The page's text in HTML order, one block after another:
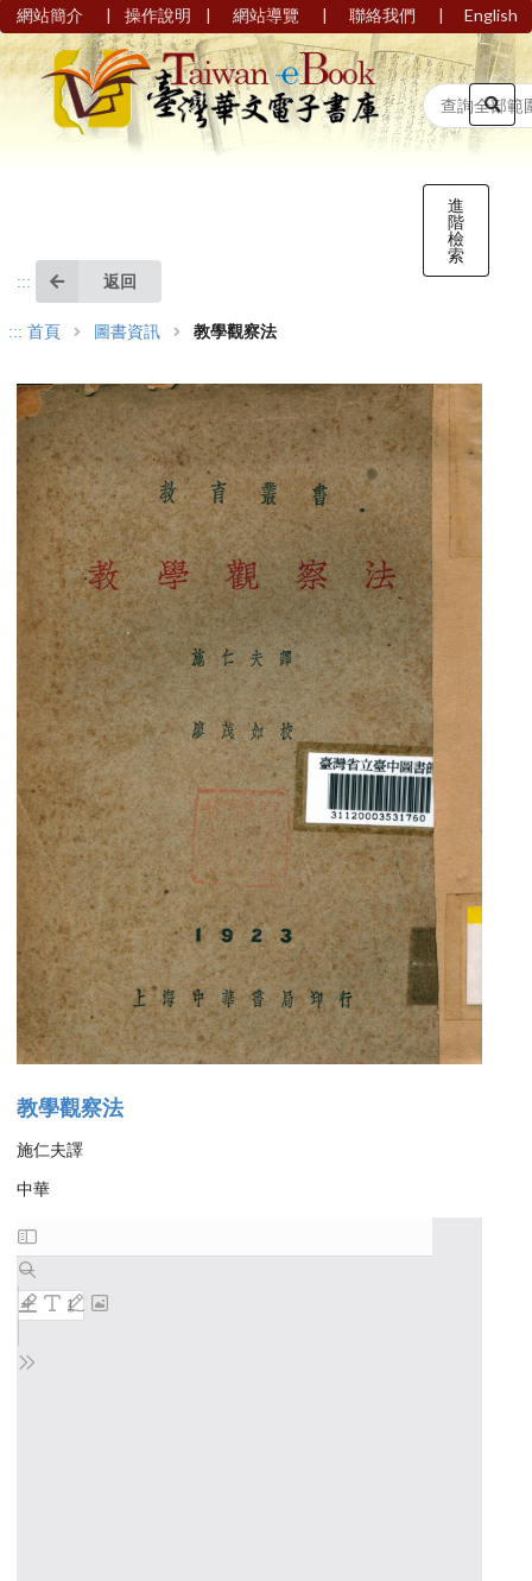
網站簡介 | 操作說明 | 網站導覽 | 聯絡我們 | English
進
階
檢
索
::: 返回
::: 首頁 圖書資訊 教學觀察法
教學觀察法
施仁夫譯
中華